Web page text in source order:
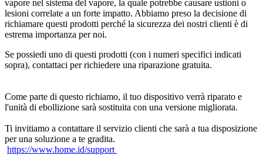
vapore nel sistema del vapore, la quale potrebbe causare ustioni o
lesioni correlate a un forte impatto. Abbiamo preso la decisione di
richiamare questi prodotti perché la sicurezza dei nostri clienti è di
estrema importanza per noi.
Se possiedi uno di questi prodotti (con i numeri specifici indicati
Come parte di questo richiamo, il tuo dispositivo verrà riparato e
l'unità di ebollizione sarà sostituita con una versione migliorata.
Ti invitiamo a contattare il servizio clienti che sarà a tua disposizione
per una soluzione a te gradita.
https://www.home.id/support